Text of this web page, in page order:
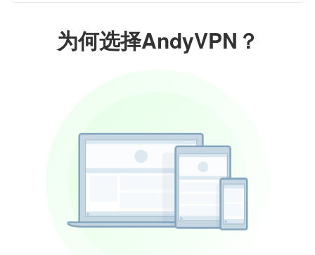
为何选择AndyVPN？